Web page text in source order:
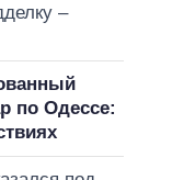
–
по Одессе: